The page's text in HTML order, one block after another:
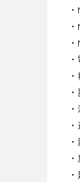
・
・
・
・
・
・
・
・
・
・
・